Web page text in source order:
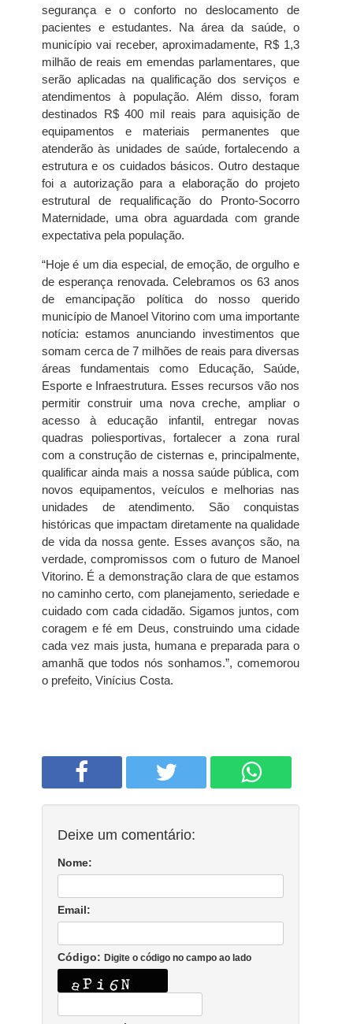
segurança e o conforto no deslocamento de
pacientes e estudantes. Na área da saúde, o
município vai receber, aproximadamente, R$ 1,3
milhão de reais em emendas parlamentares, que
serão aplicadas na qualificação dos serviços e
atendimentos à população. Além disso, foram
destinados R$ 400 mil reais para aquisição de
equipamentos e materiais permanentes que
atenderão às unidades de saúde, fortalecendo a
estrutura e os cuidados básicos. Outro destaque
foi a autorização para a elaboração do projeto
estrutural de requalificação do Pronto-Socorro
Maternidade, uma obra aguardada com grande
expectativa pela população.
“Hoje é um dia especial, de emoção, de orgulho e
de esperança renovada. Celebramos os 63 anos
de emancipação política do nosso querido
município de Manoel Vitorino com uma importante
notícia: estamos anunciando investimentos que
somam cerca de 7 milhões de reais para diversas
áreas fundamentais como Educação, Saúde,
Esporte e Infraestrutura. Esses recursos vão nos
permitir construir uma nova creche, ampliar o
acesso à educação infantil, entregar novas
quadras poliesportivas, fortalecer a zona rural
com a construção de cisternas e, principalmente,
qualificar ainda mais a nossa saúde pública, com
novos equipamentos, veículos e melhorias nas
unidades de atendimento. São conquistas
históricas que impactam diretamente na qualidade
de vida da nossa gente. Esses avanços são, na
verdade, compromissos com o futuro de Manoel
Vitorino. É a demonstração clara de que estamos
no caminho certo, com planejamento, seriedade e
cuidado com cada cidadão. Sigamos juntos, com
coragem e fé em Deus, construindo uma cidade
cada vez mais justa, humana e preparada para o
amanhã que todos nós sonhamos.”, comemorou
o prefeito, Vinícius Costa.
Deixe um comentário:
Nome:
Email:
Código: Digite o código no campo ao lado